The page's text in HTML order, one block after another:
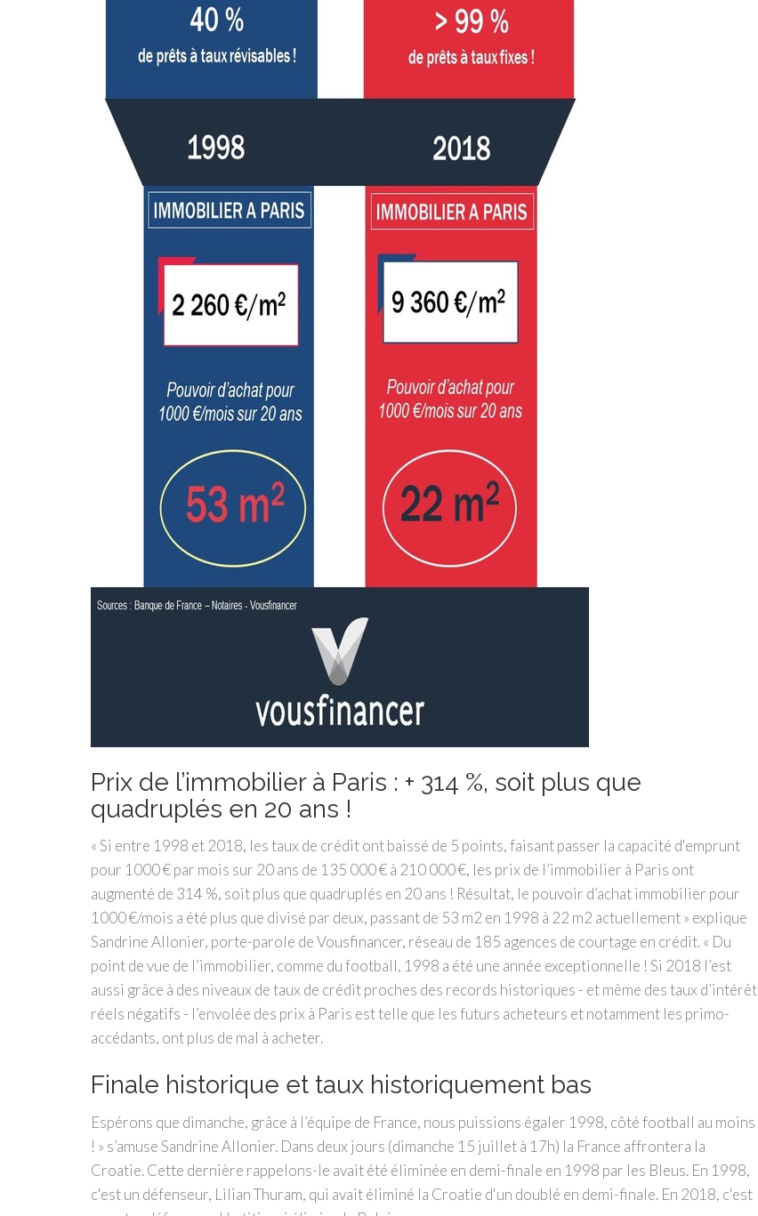
Prix de l’immobilier à Paris : + 314 %, soit plus que
quadruplés en 20 ans !
« Si entre 1998 et 2018, les taux de crédit ont baissé de 5 points, faisant passer la capacité d'emprunt
pour 1000 € par mois sur 20 ans de 135 000 € à 210 000 €, les prix de l’immobilier à Paris ont
augmenté de 314 %, soit plus que quadruplés en 20 ans ! Résultat, le pouvoir d’achat immobilier pour
1000 €/mois a été plus que divisé par deux, passant de 53 m2 en 1998 à 22 m2 actuellement » explique
Sandrine Allonier, porte-parole de Vousfinancer, réseau de 185 agences de courtage en crédit. « Du
point de vue de l’immobilier, comme du football, 1998 a été une année exceptionnelle ! Si 2018 l’est
aussi grâce à des niveaux de taux de crédit proches des records historiques - et même des taux d’intérêt
réels négatifs - l’envolée des prix à Paris est telle que les futurs acheteurs et notamment les primo-
accédants, ont plus de mal à acheter.
Finale historique et taux historiquement bas
Espérons que dimanche, grâce à l’équipe de France, nous puissions égaler 1998, côté football au moins
! » s’amuse Sandrine Allonier. Dans deux jours (dimanche 15 juillet à 17h) la France affrontera la
Croatie. Cette dernière rappelons-le avait été éliminée en demi-finale en 1998 par les Bleus. En 1998,
c'est un défenseur, Lilian Thuram, qui avait éliminé la Croatie d'un doublé en demi-finale. En 2018, c'est